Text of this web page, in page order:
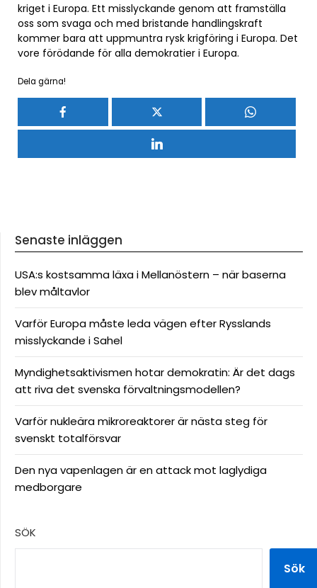
kriget i Europa. Ett misslyckande genom att framställa
oss som svaga och med bristande handlingskraft
kommer bara att uppmuntra rysk krigföring i Europa. Det
vore förödande för alla demokratier i Europa.
Dela gärna!
Senaste inläggen
USA:s kostsamma läxa i Mellanöstern – när baserna
blev måltavlor
Varför Europa måste leda vägen efter Rysslands
misslyckande i Sahel
Myndighetsaktivismen hotar demokratin: Är det dags
att riva det svenska förvaltningsmodellen?
Varför nukleära mikroreaktorer är nästa steg för
svenskt totalförsvar
Den nya vapenlagen är en attack mot laglydiga
medborgare
SÖK
Sök